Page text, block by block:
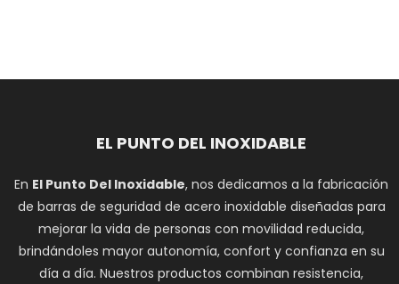
EL PUNTO DEL INOXIDABLE
En El Punto Del Inoxidable, nos dedicamos a la fabricación
de barras de seguridad de acero inoxidable diseñadas para
mejorar la vida de personas con movilidad reducida,
brindándoles mayor autonomía, confort y confianza en su
día a día. Nuestros productos combinan resistencia,